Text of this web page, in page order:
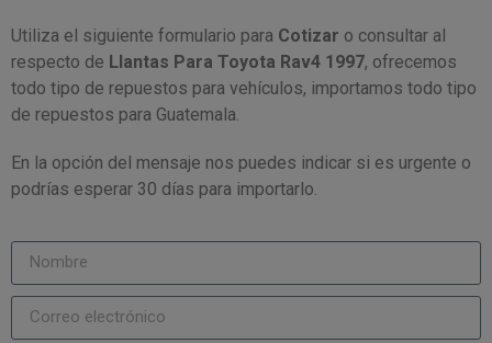
Utiliza el siguiente formulario para Cotizar o consultar al
respecto de Llantas Para Toyota Rav4 1997, ofrecemos
todo tipo de repuestos para vehículos, importamos todo tipo
de repuestos para Guatemala.
En la opción del mensaje nos puedes indicar si es urgente o
podrías esperar 30 días para importarlo.